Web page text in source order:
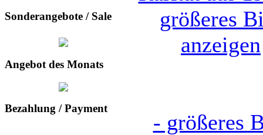
Sonderangebote / Sale
Angebot des Monats
Bezahlung / Payment
größeres
anzeigen
- größeres